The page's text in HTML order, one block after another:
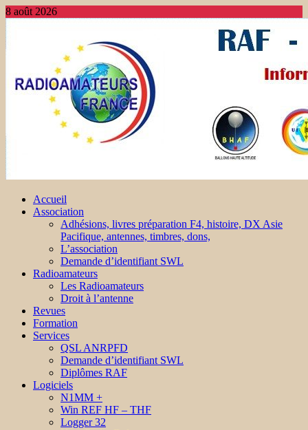
8 août 2026
Accueil
Association
Adhésions, livres préparation F4, histoire, DX Asie
Pacifique, antennes, timbres, dons,
L’association
Demande d’identifiant SWL
Radioamateurs
Les Radioamateurs
Droit à l’antenne
Revues
Formation
Services
QSL ANRPFD
Demande d’identifiant SWL
Diplômes RAF
Logiciels
N1MM +
Win REF HF – THF
Logger 32